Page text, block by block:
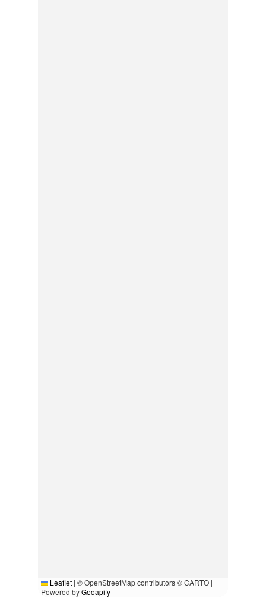
Leaflet | © OpenStreetMap contributors © CARTO |
Powered byGeoapify